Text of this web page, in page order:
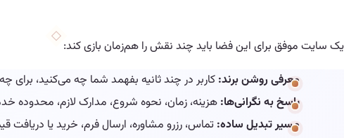
یک سایت موفق برای این فضا باید چند نقش را هم‌زمان بازی کند:
معرفی روشن برند: کاربر در چند ثانیه بفهمد شما چه می‌کنید، برای
پاسخ به نگرانی‌ها: هزینه، زمان، نحوه شروع، مدارک لازم،
مسیر تبدیل ساده: تماس، رزرو مشاوره، ارسال فرم، خرید یا